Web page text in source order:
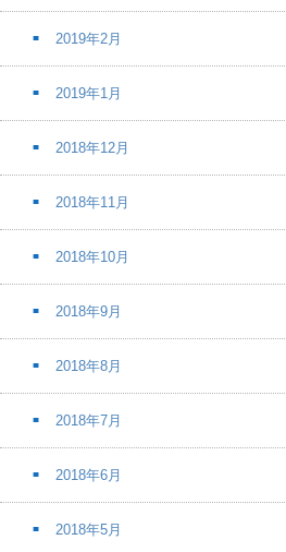
2019年2月
2019年1月
2018年12月
2018年11月
2018年10月
2018年9月
2018年8月
2018年7月
2018年6月
2018年5月